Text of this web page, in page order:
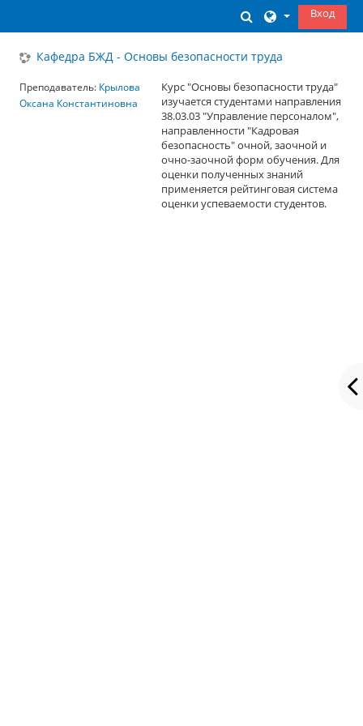
ИзменитьВход
Кафедра БЖД - Основы безопасности труда
Курс "Основы безопасности труда"
изучается студентами направления
38.03.03 "Управление персоналом",
направленности "Кадровая
безопасность" очной, заочной и
очно-заочной форм обучения. Для
оценки полученных знаний
применяется рейтинговая система
оценки успеваемости студентов.
Преподаватель: Крылова
Оксана Константиновна